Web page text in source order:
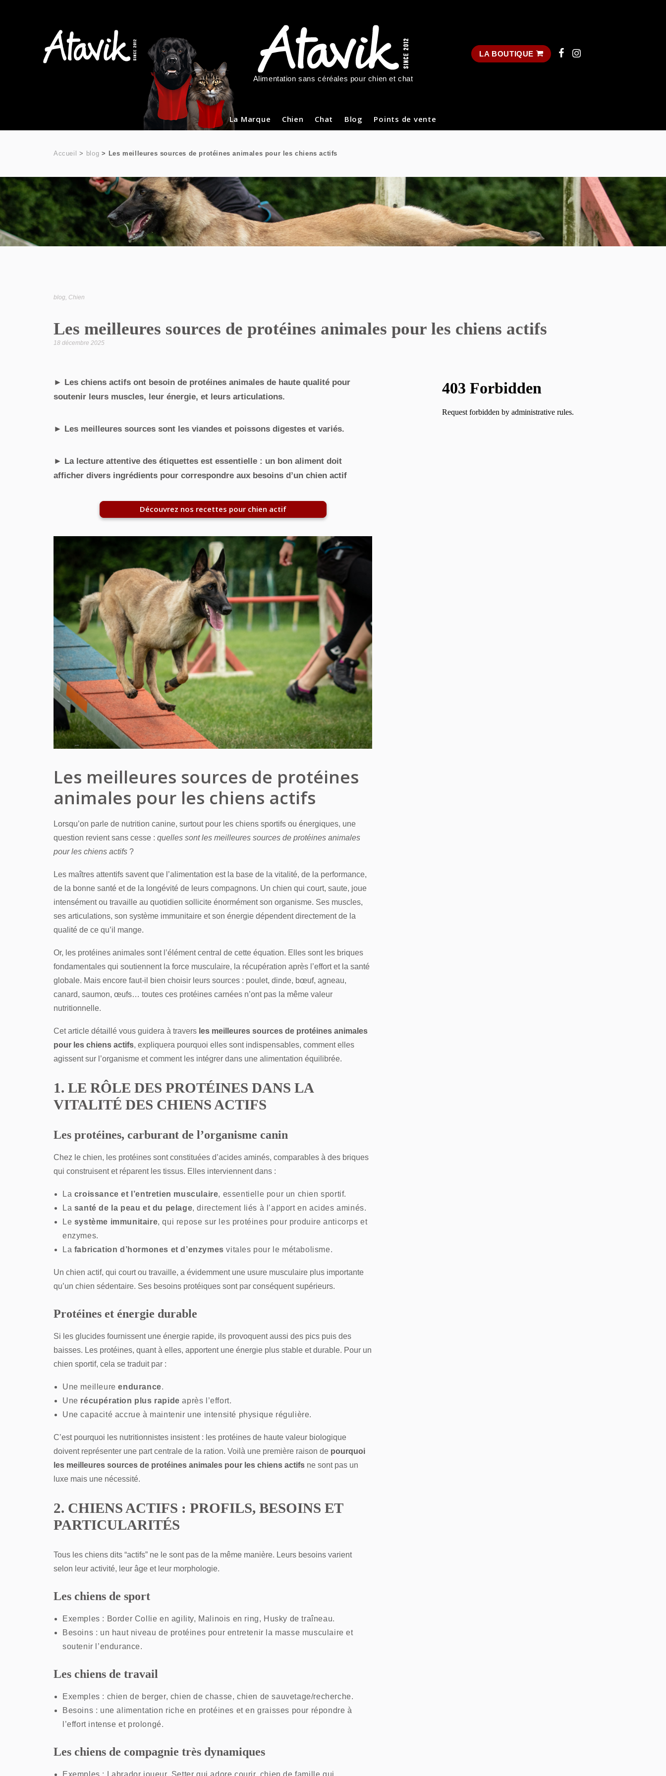
Alimentation sans céréales pour chien et chat
LA BOUTIQUE
La Marque Chien Chat Blog Points de vente
Accueil blog Les meilleures sources de protéines animales pour les chiens actifs
blog, Chien
Les meilleures sources de protéines animales pour les chiens actifs
18 décembre 2025
► Les chiens actifs ont besoin de protéines animales de haute qualité pour
soutenir leurs muscles, leur énergie, et leurs articulations.
► Les meilleures sources sont les viandes et poissons digestes et variés.
► La lecture attentive des étiquettes est essentielle : un bon aliment doit
afficher divers ingrédients pour correspondre aux besoins d’un chien actif
Découvrez nos recettes pour chien actif
Les meilleures sources de protéines
animales pour les chiens actifs
Lorsqu’on parle de nutrition canine, surtout pour les chiens sportifs ou énergiques, une
question revient sans cesse : quelles sont les meilleures sources de protéines animales
pour les chiens actifs ?
Les maîtres attentifs savent que l’alimentation est la base de la vitalité, de la performance,
de la bonne santé et de la longévité de leurs compagnons. Un chien qui court, saute, joue
intensément ou travaille au quotidien sollicite énormément son organisme. Ses muscles,
ses articulations, son système immunitaire et son énergie dépendent directement de la
qualité de ce qu’il mange.
Or, les protéines animales sont l’élément central de cette équation. Elles sont les briques
fondamentales qui soutiennent la force musculaire, la récupération après l’effort et la santé
globale. Mais encore faut-il bien choisir leurs sources : poulet, dinde, bœuf, agneau,
canard, saumon, œufs… toutes ces protéines carnées n’ont pas la même valeur
nutritionnelle.
Cet article détaillé vous guidera à travers les meilleures sources de protéines animales
pour les chiens actifs, expliquera pourquoi elles sont indispensables, comment elles
agissent sur l’organisme et comment les intégrer dans une alimentation équilibrée.
1. LE RÔLE DES PROTÉINES DANS LA
VITALITÉ DES CHIENS ACTIFS
Les protéines, carburant de l’organisme canin
Chez le chien, les protéines sont constituées d’acides aminés, comparables à des briques
qui construisent et réparent les tissus. Elles interviennent dans :
La croissance et l’entretien musculaire, essentielle pour un chien sportif.
La santé de la peau et du pelage, directement liés à l’apport en acides aminés.
Le système immunitaire, qui repose sur les protéines pour produire anticorps et
enzymes.
La fabrication d’hormones et d’enzymes vitales pour le métabolisme.
Un chien actif, qui court ou travaille, a évidemment une usure musculaire plus importante
qu’un chien sédentaire. Ses besoins protéiques sont par conséquent supérieurs.
Protéines et énergie durable
Si les glucides fournissent une énergie rapide, ils provoquent aussi des pics puis des
baisses. Les protéines, quant à elles, apportent une énergie plus stable et durable. Pour un
chien sportif, cela se traduit par :
Une meilleureendurance.
Une récupération plus rapide après l’effort.
Une capacité accrue à maintenir une intensité physique régulière.
C’est pourquoi les nutritionnistes insistent : les protéines de haute valeur biologique
doivent représenter une part centrale de la ration. Voilà une première raison de pourquoi
les meilleures sources de protéines animales pour les chiens actifs ne sont pas un
luxe mais une nécessité.
2. CHIENS ACTIFS : PROFILS, BESOINS ET
PARTICULARITÉS
Tous les chiens dits “actifs” ne le sont pas de la même manière. Leurs besoins varient
selon leur activité, leur âge et leur morphologie.
Les chiens de sport
Exemples : Border Collie en agility, Malinois en ring, Husky de traîneau.
Besoins : un haut niveau de protéines pour entretenir la masse musculaire et
soutenir l’endurance.
Les chiens de travail
Exemples : chien de berger, chien de chasse, chien de sauvetage/recherche.
Besoins : une alimentation riche en protéines et en graisses pour répondre à
l’effort intense et prolongé.
Les chiens de compagnie très dynamiques
Exemples : Labrador joueur, Setter qui adore courir, chien de famille qui